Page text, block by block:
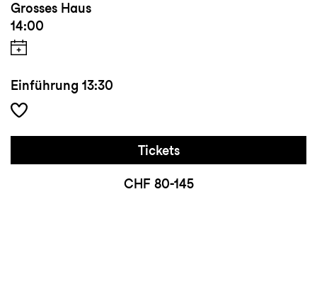
Grosses Haus
14:00
Einführung 13:30
Tickets
CHF 80-145